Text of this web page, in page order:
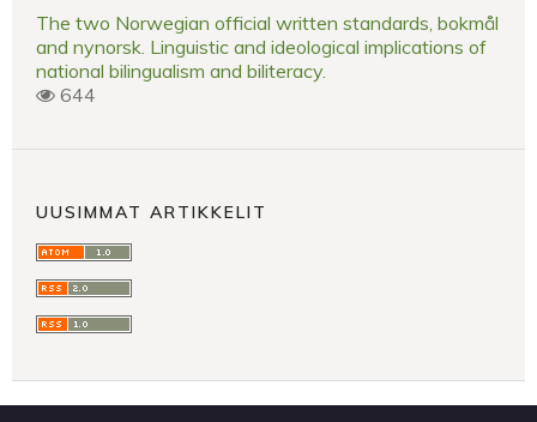
The two Norwegian official written standards, bokmål
and nynorsk. Linguistic and ideological implications of
national bilingualism and biliteracy.
644
UUSIMMAT ARTIKKELIT